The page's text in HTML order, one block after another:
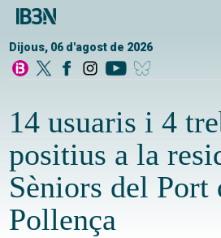
Dijous, 06 d'agost de 2026
14 usuaris i 4
positius a la
Sèniors del Port
Pollença